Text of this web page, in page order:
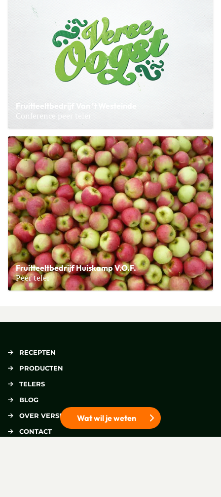
Wat wil je weten
Fruitteeltbedrijf Van ’t Westeinde
Conference peer teler
Lees meer over Fruitteeltbedrijf Van ’t Westeinde
Fruitteeltbedrijf Huiskamp V.O.F.
Peer teler
RECEPTEN
PRODUCTEN
TELERS
BLOG
OVER VERSE OOGST
CONTACT